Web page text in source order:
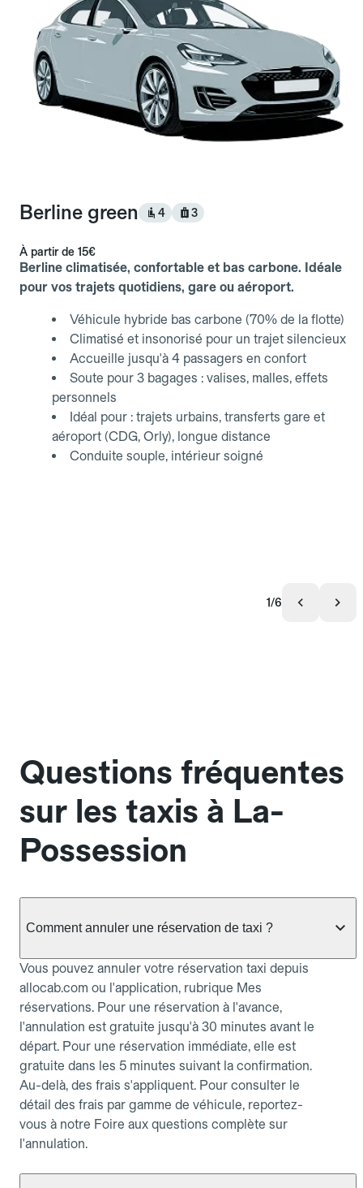
Berline green 4 3
À partir de 15€
Berline climatisée, confortable et bas carbone. Idéale
pour vos trajets quotidiens, gare ou aéroport.
Véhicule hybride bas carbone (70% de la flotte)
Climatisé et insonorisé pour un trajet silencieux
Accueille jusqu'à 4 passagers en confort
Soute pour 3 bagages : valises, malles, effets
personnels
Idéal pour : trajets urbains, transferts gare et
aéroport (CDG, Orly), longue distance
Conduite souple, intérieur soigné
1/6
Questions fréquentes
sur les taxis à La-
Possession
Comment annuler une réservation de taxi ?
Vous pouvez annuler votre réservation taxi depuis
allocab.com ou l'application, rubrique Mes
réservations. Pour une réservation à l'avance,
l'annulation est gratuite jusqu'à 30 minutes avant le
départ. Pour une réservation immédiate, elle est
gratuite dans les 5 minutes suivant la confirmation.
Au-delà, des frais s'appliquent. Pour consulter le
détail des frais par gamme de véhicule, reportez-
vous à notre Foire aux questions complète sur
l'annulation.